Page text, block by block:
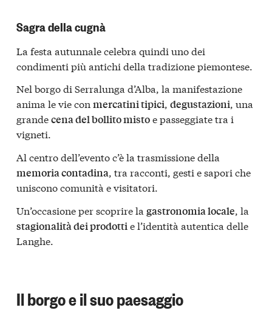
Sagra della cugnà
La festa autunnale celebra quindi uno dei
condimenti più antichi della tradizione piemontese.
Nel borgo di Serralunga d’Alba, la manifestazione
anima le vie con mercatini tipici, degustazioni, una
grandecena del bollito mistoe passeggiate tra i
vigneti.
Al centro dell’evento c’è la trasmissione della
memoria contadina, tra racconti, gesti e sapori che
uniscono comunità e visitatori.
Un’occasione per scoprire la gastronomia locale, la
stagionalità dei prodottie l’identità autentica delle
Langhe.
Il borgo e il suo paesaggio